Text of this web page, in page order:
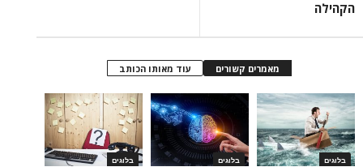
עוד מאותו הכותב
בלוגים בלוגים